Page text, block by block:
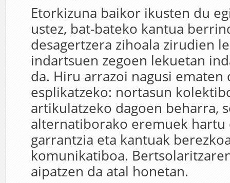
Etorkizuna baikor ikusten du
ustez, bat-bateko kantua
desagertzera zihoala zirudien
indartsuen zegoen lekuetan
da. Hiru arrazoi nagusi
esplikatzeko: nortasun
artikulatzeko dagoen beharra,
alternatiborako eremuek hartu
garrantzia eta kantuak
komunikatiboa.
aipatzen da atal honetan.